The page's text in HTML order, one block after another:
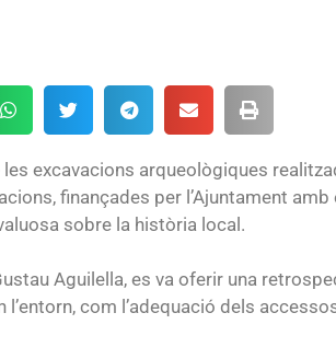
excavacions arqueològiques
finançades per l’Ajuntament
sobre la història local.
Aguilella, es va oferir una
com l’adequació dels